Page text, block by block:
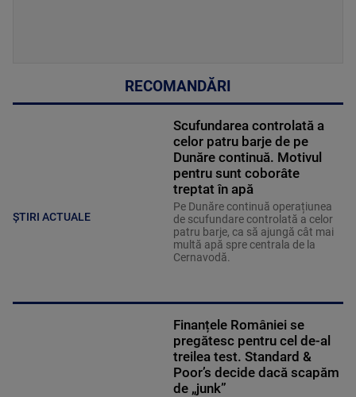
RECOMANDĂRI
ȘTIRI ACTUALE
Scufundarea controlată a
celor patru barje de pe
Dunăre continuă. Motivul
pentru sunt coborâte
treptat în apă
Pe Dunăre continuă operațiunea
de scufundare controlată a celor
patru barje, ca să ajungă cât mai
multă apă spre centrala de la
Cernavodă.
Finanțele României se
pregătesc pentru cel de-al
treilea test. Standard &
Poor’s decide dacă scapăm
de „junk”